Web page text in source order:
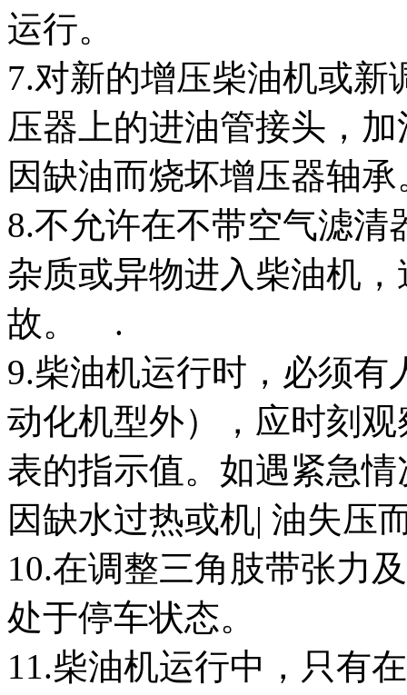
运行。
7.对新的增压柴油机或
压器上的进油管接头，
因缺油而烧坏增压器轴承
8.不允许在不带空气滤
杂质或异物进入柴油机
故。 .
9.柴油机运行时，必须
动化机型外），应时刻
表的指示值。如遇紧急
因缺水过热或机| 油失压
10.在调整三角肢带张力
处于停车状态。
11.柴油机运行中，只有